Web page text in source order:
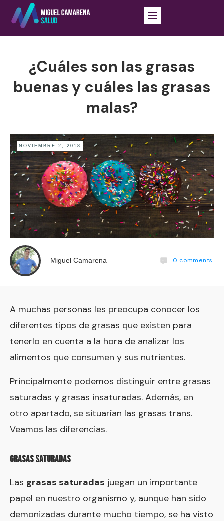
¿Cuáles son las grasas
buenas y cuáles las grasas
malas?
NOVIEMBRE 2, 2018
Miguel Camarena 0 comments
A muchas personas les preocupa conocer los
diferentes tipos de grasas que existen para
tenerlo en cuenta a la hora de analizar los
alimentos que consumen y sus nutrientes.
Principalmente podemos distinguir entre grasas
saturadas y grasas insaturadas. Además, en
otro apartado, se situarían las grasas trans.
Veamos las diferencias.
GRASAS SATURADAS
Las grasas saturadas juegan un importante
papel en nuestro organismo y, aunque han sido
demonizadas durante mucho tiempo, se ha visto